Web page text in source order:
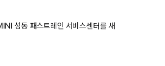
성동 패스트레인 서비스센터를 새